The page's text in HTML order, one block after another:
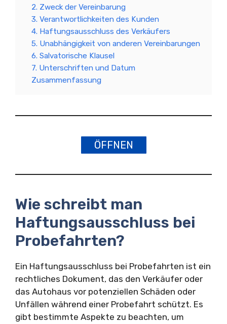
2. Zweck der Vereinbarung
3. Verantwortlichkeiten des Kunden
4. Haftungsausschluss des Verkäufers
5. Unabhängigkeit von anderen Vereinbarungen
6. Salvatorische Klausel
7. Unterschriften und Datum
Zusammenfassung
ÖFFNEN
Wie schreibt man
Haftungsausschluss bei
Probefahrten?
Ein Haftungsausschluss bei Probefahrten ist ein
rechtliches Dokument, das den Verkäufer oder
das Autohaus vor potenziellen Schäden oder
Unfällen während einer Probefahrt schützt. Es
gibt bestimmte Aspekte zu beachten, um